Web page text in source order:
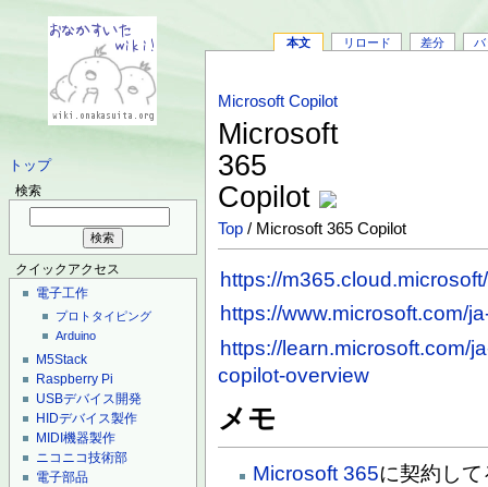
トップ
検索
クイックアクセス
電子工作
プロトタイピング
Arduino
M5Stack
Raspberry Pi
USBデバイス開発
HIDデバイス製作
MIDI機器製作
ニコニコ技術部
電子部品
本文 リロード 差分 バ
Microsoft Copilot
Microsoft
365
Copilot
Top / Microsoft 365 Copilot
https://m365.cloud.microsoft/
https://www.microsoft.com/
https://learn.microsoft.com/
copilot-overview
メモ
Microsoft 365に契約し